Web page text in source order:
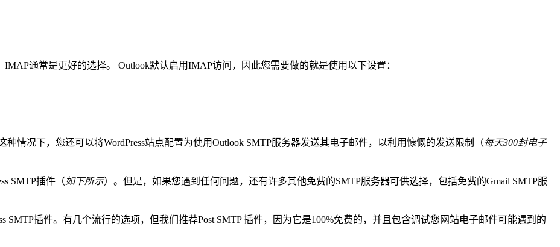
通常是更好的选择。 Outlook默认启用IMAP访问，因此您需要做的就是使用以下设置：
种情况下，您还可以将WordPress站点配置为使用Outlook SMTP服务器发送其电子邮件，以利用慷慨的发送限制（每天300封电子
SMTP插件（如下所示）。但是，如果您遇到任何问题，还有许多其他免费的SMTP服务器可供选择，包括免费的Gmail SMTP服
SMTP插件。有几个流行的选项，但我们推荐Post SMTP 插件，因为它是100%免费的，并且包含调试您网站电子邮件可能遇到的